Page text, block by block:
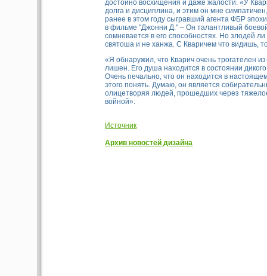
достойно восхищения и даже жалости. «У
долга и дисциплина, и этим он мне
ранее в этом году сыгравший агента ФБР
в фильме "Джонни Д." – Он талантливый
сомневается в его способностях. Но злодей
святоша и не ханжа. С Кваричем что видишь,
«Я обнаружил, что Кварич очень трогателен
лишен. Его душа находится в состоянии
Очень печально, что он находится в
этого понять. Думаю, он является
олицетворяя людей, прошедших через
войной».
Источник
Архив новостей дизайна